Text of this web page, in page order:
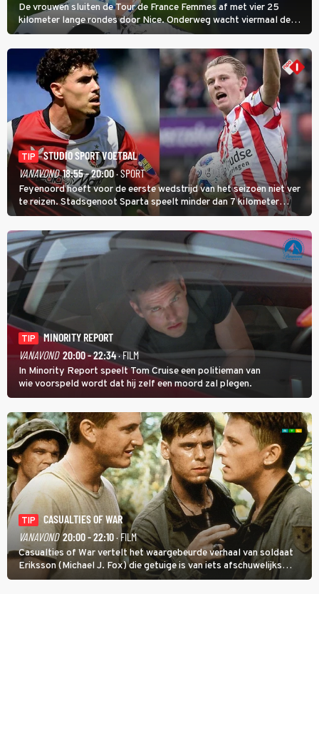
De vrouwen sluiten de Tour de France Femmes af met vier 25
kilometer lange rondes door Nice. Onderweg wacht viermaal de
zware Col d'Èze. Aan de finish op de Promenade des Anglais krijgt
de eindwinnaar de laatste gele trui.
TIP
STUDIO SPORT VOETBAL
VANAVOND 18:55 - 20:00· SPORT
Feyenoord hoeft voor de eerste wedstrijd van het seizoen niet ver
te reizen. Stadsgenoot Sparta speelt minder dan 7 kilometer
verderop. Feyenoord trok de Spaanse spits Nacho Ferri aan van
KVC Westerlo uit België.
TIP
MINORITY REPORT
VANAVOND 20:00 - 22:34· FILM
In Minority Report speelt Tom Cruise een politieman van
wie voorspeld wordt dat hij zelf een moord zal plegen.
TIP
CASUALTIES OF WAR
VANAVOND 20:00 - 22:10· FILM
Casualties of War vertelt het waargebeurde verhaal van soldaat
Eriksson (Michael J. Fox) die getuige is van iets afschuwelijks
tijdens de Vietnamoorlog. Hij besluit uit de school te klappen.